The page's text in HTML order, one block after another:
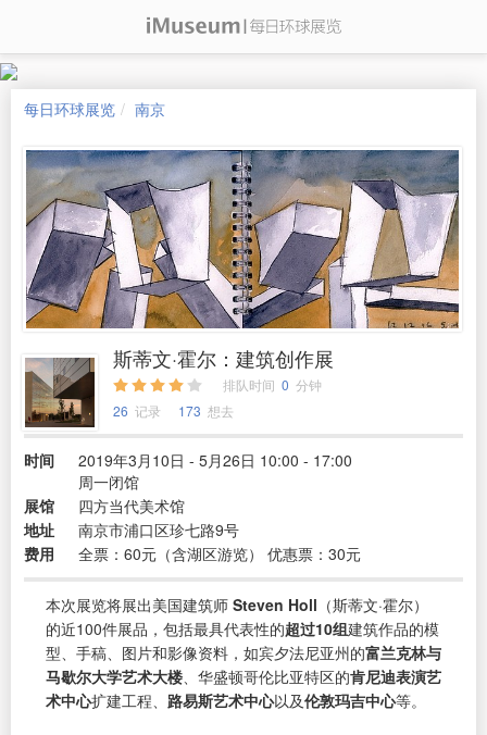
每日环球展览 南京
斯蒂文·霍尔：建筑创作展
排队时间 0 分钟
26 记录 173 想去
时间
2019年3月10日 - 5月26日 10:00 - 17:00
周一闭馆
展馆
四方当代美术馆
地址
南京市浦口区珍七路9号
费用
全票：60元（含湖区游览） 优惠票：30元
本次展览将展出美国建筑师 Steven Holl （斯蒂文·霍尔）
的近100件展品，包括最具代表性的超过10组建筑作品的模
型、手稿、图片和影像资料，如宾夕法尼亚州的富兰克林与
马歇尔大学艺术大楼 、华盛顿哥伦比亚特区的肯尼迪表演艺
术中心扩建工程、 路易斯艺术中心以及伦敦玛吉中心等。